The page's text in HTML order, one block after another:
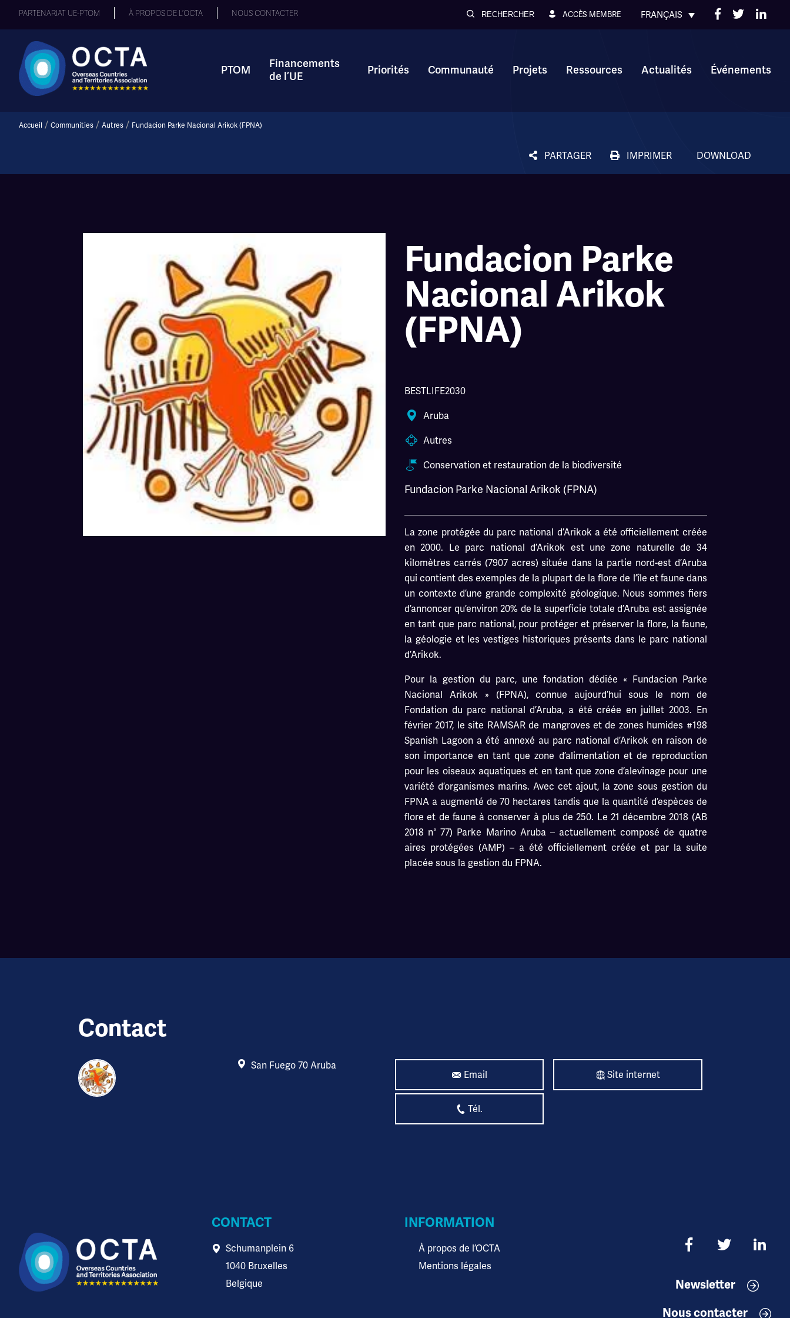
PARTENARIAT UE-PTOM À PROPOS DE L’OCTA NOUS CONTACTER RECHERCHER ACCÈS MEMBRE FRANÇAIS
PTOM
Financements
de l’UE
Priorités Communauté Projets Ressources Actualités Événements
Accueil / Communities / Autres / Fundacion Parke Nacional Arikok (FPNA)
PARTAGER IMPRIMER DOWNLOAD
Fundacion Parke
Nacional Arikok
(FPNA)
BESTLIFE2030
Aruba
Autres
Conservation et restauration de la biodiversité
Fundacion Parke Nacional Arikok (FPNA)
La zone protégée du parc national d’Arikok a été officiellement créée
en 2000. Le parc national d’Arikok est une zone naturelle de 34
kilomètres carrés (7907 acres) située dans la partie nord-est d’Aruba
qui contient des exemples de la plupart de la flore de l’île et faune dans
un contexte d’une grande complexité géologique. Nous sommes fiers
d’annoncer qu’environ 20% de la superficie totale d’Aruba est assignée
en tant que parc national, pour protéger et préserver la flore, la faune,
la géologie et les vestiges historiques présents dans le parc national
d’Arikok.
Pour la gestion du parc, une fondation dédiée « Fundacion Parke
Nacional Arikok » (FPNA), connue aujourd’hui sous le nom de
Fondation du parc national d’Aruba, a été créée en juillet 2003. En
février 2017, le site RAMSAR de mangroves et de zones humides #198
Spanish Lagoon a été annexé au parc national d’Arikok en raison de
son importance en tant que zone d’alimentation et de reproduction
pour les oiseaux aquatiques et en tant que zone d’alevinage pour une
variété d’organismes marins. Avec cet ajout, la zone sous gestion du
FPNA a augmenté de 70 hectares tandis que la quantité d’espèces de
flore et de faune à conserver à plus de 250. Le 21 décembre 2018 (AB
2018 n° 77) Parke Marino Aruba – actuellement composé de quatre
aires protégées (AMP) – a été officiellement créée et par la suite
placée sous la gestion du FPNA.
Contact
San Fuego 70 Aruba
Email
Tél.
Site internet
CONTACT
Schumanplein 6
1040 Bruxelles
Belgique
INFORMATION
À propos de l’OCTA
Mentions légales
Newsletter
Nous contacter